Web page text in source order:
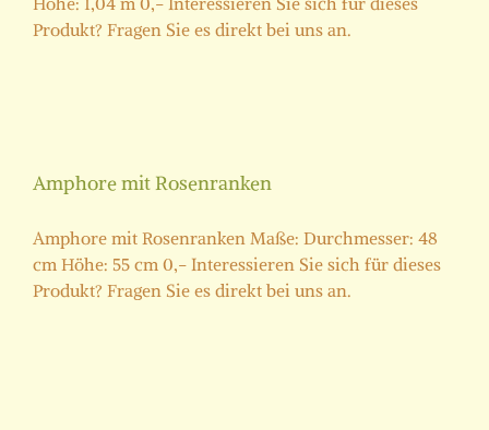
Produkt? Fragen Sie es direkt bei uns an.
Amphore mit Rosenranken
Amphore mit Rosenranken Maße: Durchmesser: 48
cm Höhe: 55 cm 0,- Interessieren Sie sich für dieses
Produkt? Fragen Sie es direkt bei uns an.